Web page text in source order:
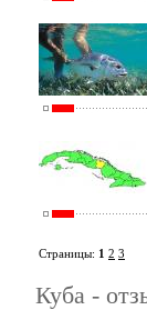
Страницы: 1 2 3
Куба -